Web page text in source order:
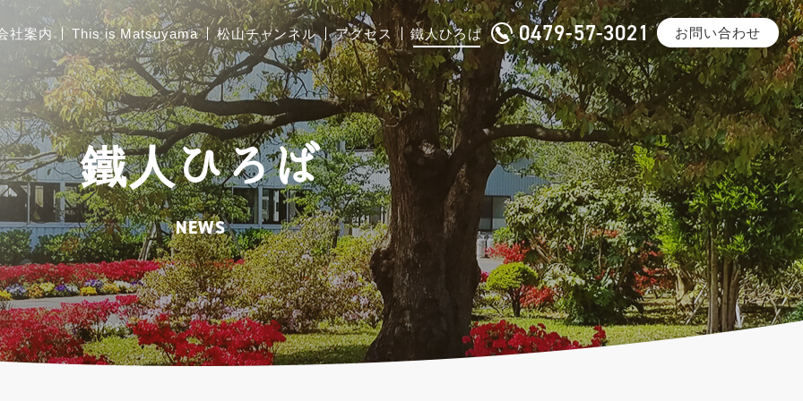
社案内
ご挨拶 沿革
会社概要 メディア掲載
工場および関連施設のご紹介
This is Matsuyama
胴縁加工 一般鋼材加工
太陽光架台設計製作
みけどうぶち・スーパーダイマ
®
松山チャンネル アクセス 鐵人ひろば 0479-57-3021 お問い合わせ
鐵人ひろば
NEWS